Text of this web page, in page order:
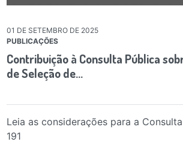
01 DE SETEMBRO DE 2025
PUBLICAÇÕES
Contribuição à Consulta Pública
de Seleção de…
Leia as considerações para a
191